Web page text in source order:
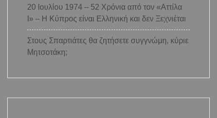
20 Ιουλίου 1974 – 52 Χρόνια από τον «Αττίλα
Ι» – Η Κύπρος είναι Ελληνική και δεν Ξεχνιέται
Στους Σπαρτιάτες θα ζητήσετε συγγνώμη, κύριε
Μητσοτάκη;